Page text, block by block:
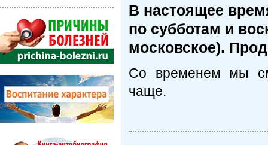
В настоящее
по субботам и
московское).
Со временем мы
чаще.